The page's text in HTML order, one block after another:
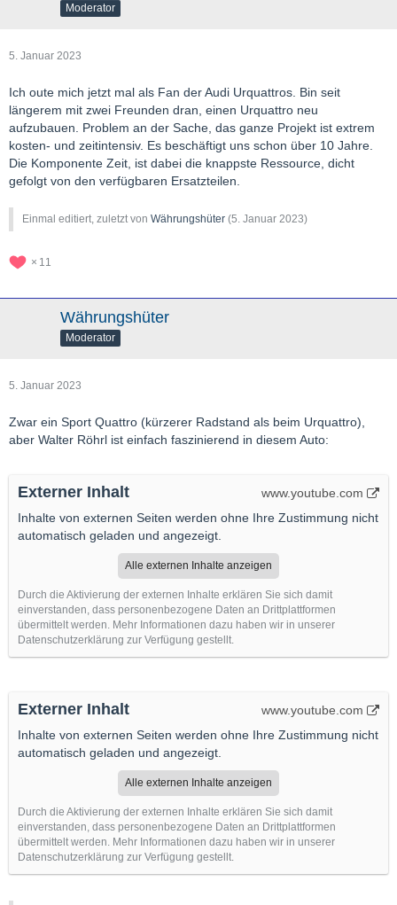
Moderator
5. Januar 2023
Ich oute mich jetzt mal als Fan der Audi Urquattros. Bin seit
längerem mit zwei Freunden dran, einen Urquattro neu
aufzubauen. Problem an der Sache, das ganze Projekt ist extrem
kosten- und zeitintensiv. Es beschäftigt uns schon über 10 Jahre.
Die Komponente Zeit, ist dabei die knappste Ressource, dicht
gefolgt von den verfügbaren Ersatzteilen.
Einmal editiert, zuletzt von Währungshüter (5. Januar 2023)
11
Währungshüter
Moderator
5. Januar 2023
Zwar ein Sport Quattro (kürzerer Radstand als beim Urquattro),
aber Walter Röhrl ist einfach faszinierend in diesem Auto:
Externer Inhalt
www.youtube.com
Inhalte von externen Seiten werden ohne Ihre Zustimmung nicht
automatisch geladen und angezeigt.
Alle externen Inhalte anzeigen
Durch die Aktivierung der externen Inhalte erklären Sie sich damit
einverstanden, dass personenbezogene Daten an Drittplattformen
übermittelt werden. Mehr Informationen dazu haben wir in unserer
Datenschutzerklärung zur Verfügung gestellt.
Externer Inhalt
www.youtube.com
Inhalte von externen Seiten werden ohne Ihre Zustimmung nicht
automatisch geladen und angezeigt.
Alle externen Inhalte anzeigen
Durch die Aktivierung der externen Inhalte erklären Sie sich damit
einverstanden, dass personenbezogene Daten an Drittplattformen
übermittelt werden. Mehr Informationen dazu haben wir in unserer
Datenschutzerklärung zur Verfügung gestellt.